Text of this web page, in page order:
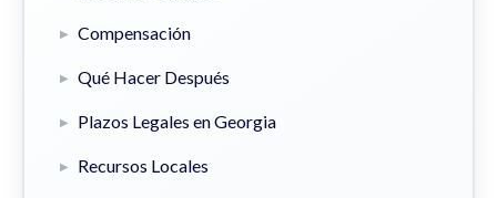
Compensación
Qué Hacer Después
Plazos Legales en Georgia
Recursos Locales